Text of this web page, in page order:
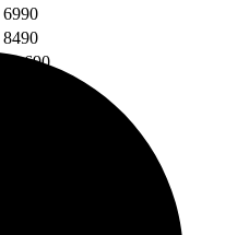
6990
8490
от 690